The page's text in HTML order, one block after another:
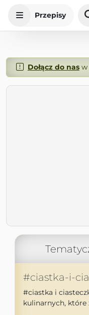
Przepisy
Dołącz do nasw
#ciastka-i-
#ciastka i
kulinarnych, które